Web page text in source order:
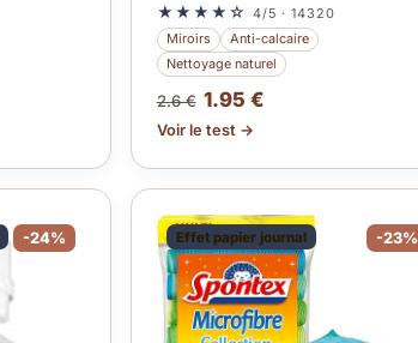
★★★★☆ 4/5 · 14320
Miroirs
Anti-calcaire
Nettoyage naturel
2.6 € 1.95 €
Voir le test →
-24% Effet papier journal -23%